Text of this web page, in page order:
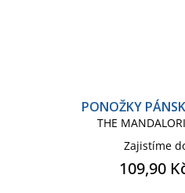
PONOŽKY
THE
Zajistíme
109,90